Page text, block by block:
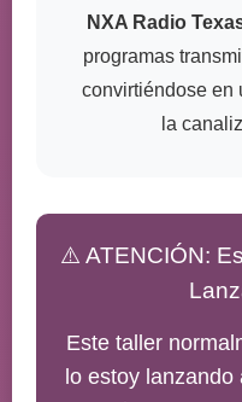
NXA Radio
programas
convirtiéndose en
la
⚠️ ATENCIÓN:
Este taller
lo estoy